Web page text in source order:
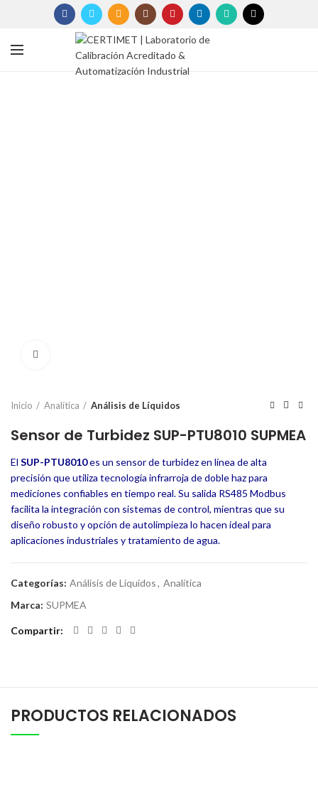
Inicio Analítica Análisis de Líquidos
Sensor de Turbidez SUP-PTU8010 SUPMEA
El SUP-PTU8010es un sensor de turbidez en línea de alta
precisión que utiliza tecnología infrarroja de doble haz para
mediciones confiables en tiempo real. Su salida RS485 Modbus
facilita la integración con sistemas de control, mientras que su
diseño robusto y opción de autolimpieza lo hacen ideal para
aplicaciones industriales y tratamiento de agua.
Categorías: Análisis de Líquidos, Analítica
Marca: SUPMEA
Compartir
PRODUCTOS RELACIONADOS